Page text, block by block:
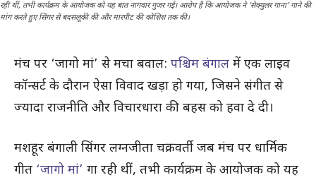
रही थीं, तभी कार्यक्रम के आयोजक को यह बात नागवार गुजर गई। आरोप है कि आयोजक ने ‘सेक्युलर गाना’ गाने की
मांग करते हुए सिंगर से बदसलूकी की और मारपीट की कोशिश तक की।
मंच पर ‘जागो मां’ से मचा बवाल: पश्चिम बंगाल में एक लाइव
कॉन्सर्ट के दौरान ऐसा विवाद खड़ा हो गया, जिसने संगीत से
ज्यादा राजनीति और विचारधारा की बहस को हवा दे दी।
मशहूर बंगाली सिंगर लग्नजीता चक्रवर्ती जब मंच पर धार्मिक
गीत ‘जागो मां’ गा रही थीं, तभी कार्यक्रम के आयोजक को यह